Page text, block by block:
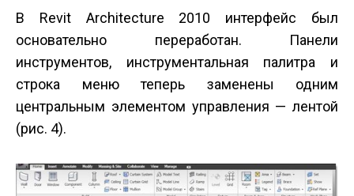
В Revit Architecture 2010 интерфейс был
основательно переработан. Панели
инструментов, инструментальная палитра и
строка меню теперь заменены одним
центральным элементом управления — лентой
(рис. 4).